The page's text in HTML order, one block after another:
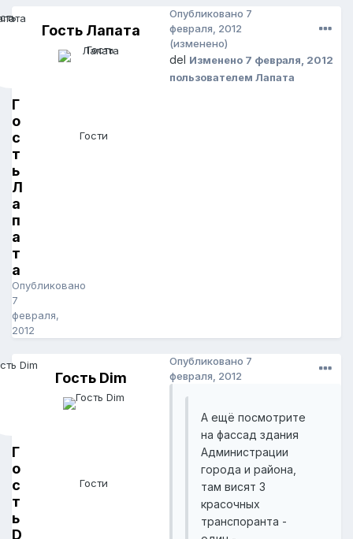
Г
о
с
т
ь
Л
а
п
а
т
а
Опубликовано
7
февраля,
2012
Гость Лапата
Гости
Опубликовано 7
февраля, 2012
(изменено)
del Изменено 7 февраля, 2012
пользователем Лапата
Г
о
с
т
ь
D
Гость Dim
Гости
Опубликовано 7
февраля, 2012
А ещё посмотрите
на фассад здания
Администрации
города и района,
там висят 3
красочных
транспоранта -